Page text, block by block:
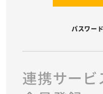
パスワー
連携サービ